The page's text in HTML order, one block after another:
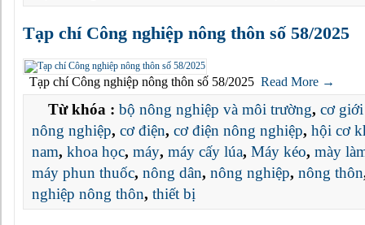
Tạp chí Công nghiệp nông thôn số 58/2025
Tạp chí Công nghiệp nông thôn số 58/2025 Read More →
Từ khóa : bộ nông nghiệp và môi trường, cơ
nông nghiệp, cơ điện, cơ điện nông nghiệp, hội cơ
nam, khoa học, máy, máy cấy lúa, Máy kéo, mày
máy phun thuốc, nông dân, nông nghiệp, nông thôn
nghiệp nông thôn, thiết bị